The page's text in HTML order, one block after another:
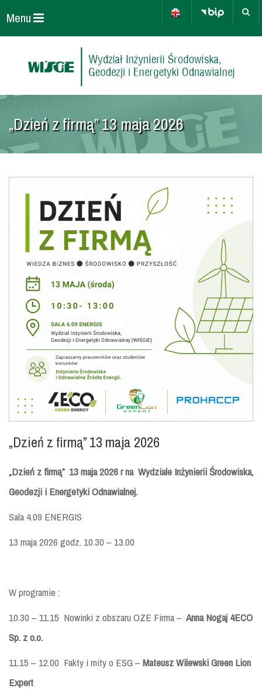
Menu
„Dzień z firmą” 13 maja 2026
„Dzień z firmą” 13 maja 2026
„Dzień z firmą” 13 maja 2026 r na Wydziale Inżynierii Środowiska,
Geodezji i Energetyki Odnawialnej.
Sala 4.09 ENERGIS
13 maja 2026 godz. 10.30 – 13.00
W programie :
10.30 – 11.15 Nowinki z obszaru OZE Firma – Anna Nogaj 4ECO
Sp. z o.o.
11.15 – 12.00 Fakty i mity o ESG – Mateusz Wilewski Green Lion
Expert